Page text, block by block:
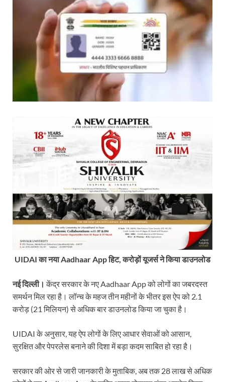
UIDAI का नया Aadhaar App हिट, करोड़ों यूजर्स ने किया डाउनलोड
नई दिल्ली। केंद्र सरकार के नए Aadhaar App को लोगों का जबरदस्त
समर्थन मिल रहा है। लॉन्च के महज तीन महीनों के भीतर इस ऐप को 2.1
करोड़ (21 मिलियन) से अधिक बार डाउनलोड किया जा चुका है।
UIDAI के अनुसार, यह ऐप लोगों के लिए आधार सेवाओं को आसान,
सुरक्षित और पेपरलेस बनाने की दिशा में बड़ा कदम साबित हो रहा है।
सरकार की ओर से जारी जानकारी के मुताबिक, अब तक 28 लाख से अधिक